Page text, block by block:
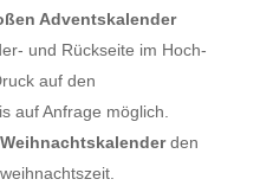
Adventskalender
und Rückseite im Hoch-
auf den
auf Anfrage möglich.
Weihnachtskalenderden